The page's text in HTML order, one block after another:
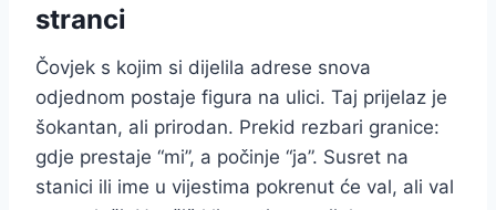
stranci
Čovjek s kojim si dijelila adrese snova
odjednom postaje figura na ulici. Taj prijelaz je
šokantan, ali prirodan. Prekid rezbari granice:
gdje prestaje “mi”, a počinje “ja”. Susret na
stanici ili ime u vijestima pokrenut će val, ali val